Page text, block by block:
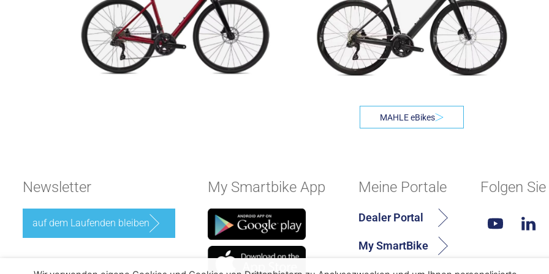
MAHLE eBikes
Newsletter
auf dem Laufenden bleiben
My Smartbike App Meine Portale
Dealer Portal
My SmartBike
Folgen